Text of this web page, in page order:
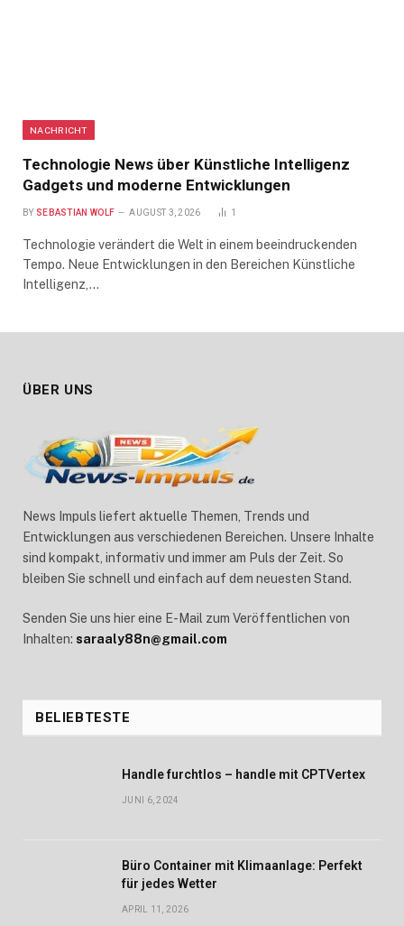
NACHRICHT
Technologie News über Künstliche Intelligenz
Gadgets und moderne Entwicklungen
BY SEBASTIAN WOLF AUGUST 3, 2026 1
Technologie verändert die Welt in einem beeindruckenden
Tempo. Neue Entwicklungen in den Bereichen Künstliche
Intelligenz,…
ÜBER UNS
News Impuls liefert aktuelle Themen, Trends und
Entwicklungen aus verschiedenen Bereichen. Unsere Inhalte
sind kompakt, informativ und immer am Puls der Zeit. So
bleiben Sie schnell und einfach auf dem neuesten Stand.
Senden Sie uns hier eine E-Mail zum Veröffentlichen von
Inhalten: saraaly88n@gmail.com
BELIEBTESTE
Handle furchtlos – handle mit CPTVertex
JUNI 6, 2024
Büro Container mit Klimaanlage: Perfekt
für jedes Wetter
APRIL 11, 2026